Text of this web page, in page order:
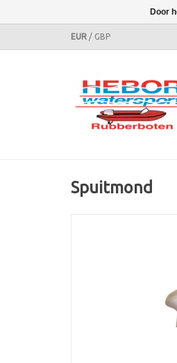
EUR / GBP
Spuitmond
Door